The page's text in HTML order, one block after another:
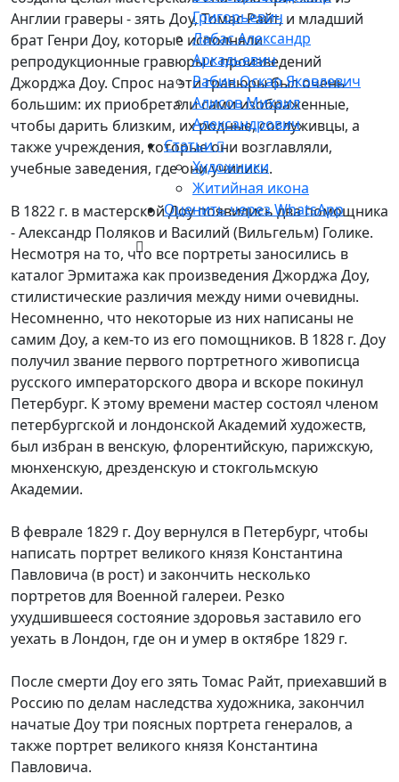
Григорьевич
Лабас Александр
Аркадьевич
Рабин Оскар Яковлевич
Алисов Михаил
Александрович
Статьи
Художники
Житийная икона
Оценить через WhatsApp
Англии граверы - зять Доу, Томас Райт, и младший
брат Генри Доу, которые исполняли
репродукционные гравюры с произведений
Джорджа Доу. Спрос на эти гравюры был очень
большим: их приобретали сами изображенные,
чтобы дарить близким, их родные, сослуживцы, а
также учреждения, которые они возглавляли,
учебные заведения, где они учились.
В 1822 г. в мастерской Доу появились два помощника
- Александр Поляков и Василий (Вильгельм) Голике.
Несмотря на то, что все портреты заносились в
каталог Эрмитажа как произведения Джорджа Доу,
стилистические различия между ними очевидны.
Несомненно, что некоторые из них написаны не
самим Доу, а кем-то из его помощников. В 1828 г. Доу
получил звание первого портретного живописца
русского императорского двора и вскоре покинул
Петербург. К этому времени мастер состоял членом
петербургской и лондонской Академий художеств,
был избран в венскую, флорентийскую, парижскую,
мюнхенскую, дрезденскую и стокгольмскую
Академии.
В феврале 1829 г. Доу вернулся в Петербург, чтобы
написать портрет великого князя Константина
Павловича (в рост) и закончить несколько
портретов для Военной галереи. Резко
ухудшившееся состояние здоровья заставило его
уехать в Лондон, где он и умер в октябре 1829 г.
После смерти Доу его зять Томас Райт, приехавший в
Россию по делам наследства художника, закончил
начатые Доу три поясных портрета генералов, а
также портрет великого князя Константина
Павловича.